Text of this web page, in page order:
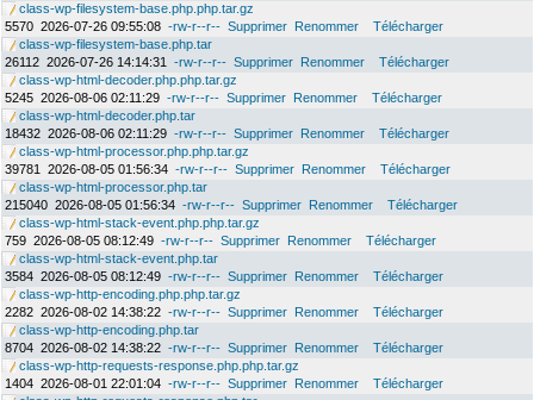
class-wp-filesystem-base.php.php.tar.gz
5570 2026-07-26 09:55:08 -rw-r--r-- Supprimer Renommer
Télécharger
class-wp-filesystem-base.php.tar
26112 2026-07-26 14:14:31 -rw-r--r-- Supprimer Renommer
Télécharger
class-wp-html-decoder.php.php.tar.gz
5245 2026-08-06 02:11:29 -rw-r--r-- Supprimer Renommer
Télécharger
class-wp-html-decoder.php.tar
18432 2026-08-06 02:11:29 -rw-r--r-- Supprimer Renommer
Télécharger
class-wp-html-processor.php.php.tar.gz
39781
2026-08-05 01:56:34 -rw-r--r-- Supprimer Renommer
Télécharger
class-wp-html-processor.php.tar
215040 2026-08-05 01:56:34 -rw-r--r-- Supprimer Renommer
Télécharger
class-wp-html-stack-event.php.php.tar.gz
759 2026-08-05 08:12:49 -rw-r--r-- Supprimer Renommer
Télécharger
class-wp-html-stack-event.php.tar
3584 2026-08-05 08:12:49 -rw-r--r-- Supprimer Renommer
Télécharger
class-wp-http-encoding.php.php.tar.gz
2282 2026-08-02 14:38:22 -rw-r--r-- Supprimer Renommer
Télécharger
class-wp-http-encoding.php.tar
8704 2026-08-02 14:38:22 -rw-r--r-- Supprimer Renommer
Télécharger
class-wp-http-requests-response.php.php.tar.gz
1404 2026-08-01 22:01:04 -rw-r--r-- Supprimer Renommer
Télécharger